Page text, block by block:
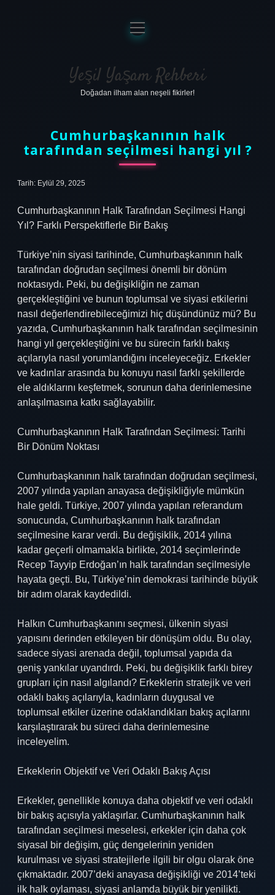
Anasayfa
Gizlilik Politikası
Yasal Uyarı
menüyü
aç
Yeşil Yaşam Rehberi
Doğadan ilham alan neşeli fikirler!
Cumhurbaşkanının halk
tarafından seçilmesi hangi yıl ?
Tarih: Eylül 29, 2025
Cumhurbaşkanının Halk Tarafından Seçilmesi Hangi
Yıl? Farklı Perspektiflerle Bir Bakış
Türkiye’nin siyasi tarihinde, Cumhurbaşkanının halk
tarafından doğrudan seçilmesi önemli bir dönüm
noktasıydı. Peki, bu değişikliğin ne zaman
gerçekleştiğini ve bunun toplumsal ve siyasi etkilerini
nasıl değerlendirebileceğimizi hiç düşündünüz mü? Bu
yazıda, Cumhurbaşkanının halk tarafından seçilmesinin
hangi yıl gerçekleştiğini ve bu sürecin farklı bakış
açılarıyla nasıl yorumlandığını inceleyeceğiz. Erkekler
ve kadınlar arasında bu konuyu nasıl farklı şekillerde
ele aldıklarını keşfetmek, sorunun daha derinlemesine
anlaşılmasına katkı sağlayabilir.
Cumhurbaşkanının Halk Tarafından Seçilmesi: Tarihi
Bir Dönüm Noktası
Cumhurbaşkanının halk tarafından doğrudan seçilmesi,
2007 yılında yapılan anayasa değişikliğiyle mümkün
hale geldi. Türkiye, 2007 yılında yapılan referandum
sonucunda, Cumhurbaşkanının halk tarafından
seçilmesine karar verdi. Bu değişiklik, 2014 yılına
kadar geçerli olmamakla birlikte, 2014 seçimlerinde
Recep Tayyip Erdoğan’ın halk tarafından seçilmesiyle
hayata geçti. Bu, Türkiye’nin demokrasi tarihinde büyük
bir adım olarak kaydedildi.
Halkın Cumhurbaşkanını seçmesi, ülkenin siyasi
yapısını derinden etkileyen bir dönüşüm oldu. Bu olay,
sadece siyasi arenada değil, toplumsal yapıda da
geniş yankılar uyandırdı. Peki, bu değişiklik farklı birey
grupları için nasıl algılandı? Erkeklerin stratejik ve veri
odaklı bakış açılarıyla, kadınların duygusal ve
toplumsal etkiler üzerine odaklandıkları bakış açılarını
karşılaştırarak bu süreci daha derinlemesine
inceleyelim.
Erkeklerin Objektif ve Veri Odaklı Bakış Açısı
Erkekler, genellikle konuya daha objektif ve veri odaklı
bir bakış açısıyla yaklaşırlar. Cumhurbaşkanının halk
tarafından seçilmesi meselesi, erkekler için daha çok
siyasal bir değişim, güç dengelerinin yeniden
kurulması ve siyasi stratejilerle ilgili bir olgu olarak öne
çıkmaktadır. 2007’deki anayasa değişikliği ve 2014’teki
ilk halk oylaması, siyasi anlamda büyük bir yenilikti.